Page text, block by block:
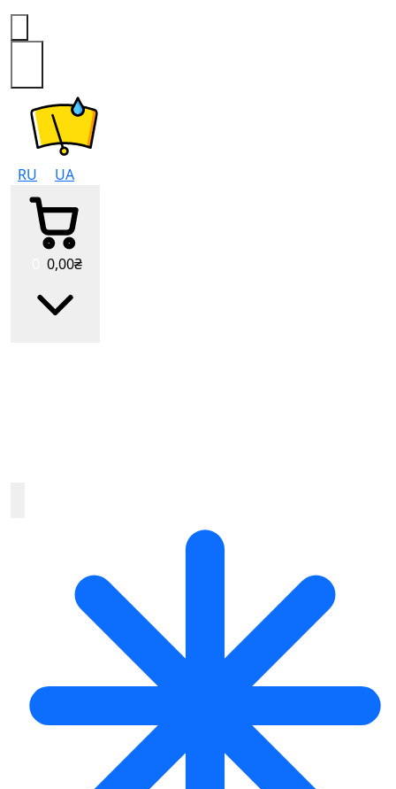
RU UA
0,00₴